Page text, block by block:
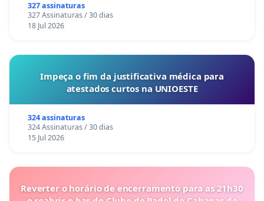
327 assinaturas
327 Assinaturas / 30 dias
18 Jul 2026
Impeça o fim da justificativa médica para
atestados curtos na UNIOESTE
324 assinaturas
324 Assinaturas / 30 dias
15 Jul 2026
Reverter o horário de encerramento para as 21h30